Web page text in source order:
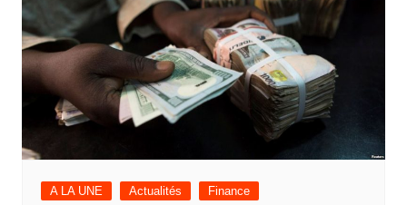
A LA UNE Actualités Finance